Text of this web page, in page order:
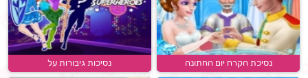
נסיכת הקרח יום החתונה נסיכות גיבורות על